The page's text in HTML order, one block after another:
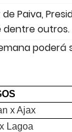
Paiva,
outros.
poderá
x Ajax
Lagoa